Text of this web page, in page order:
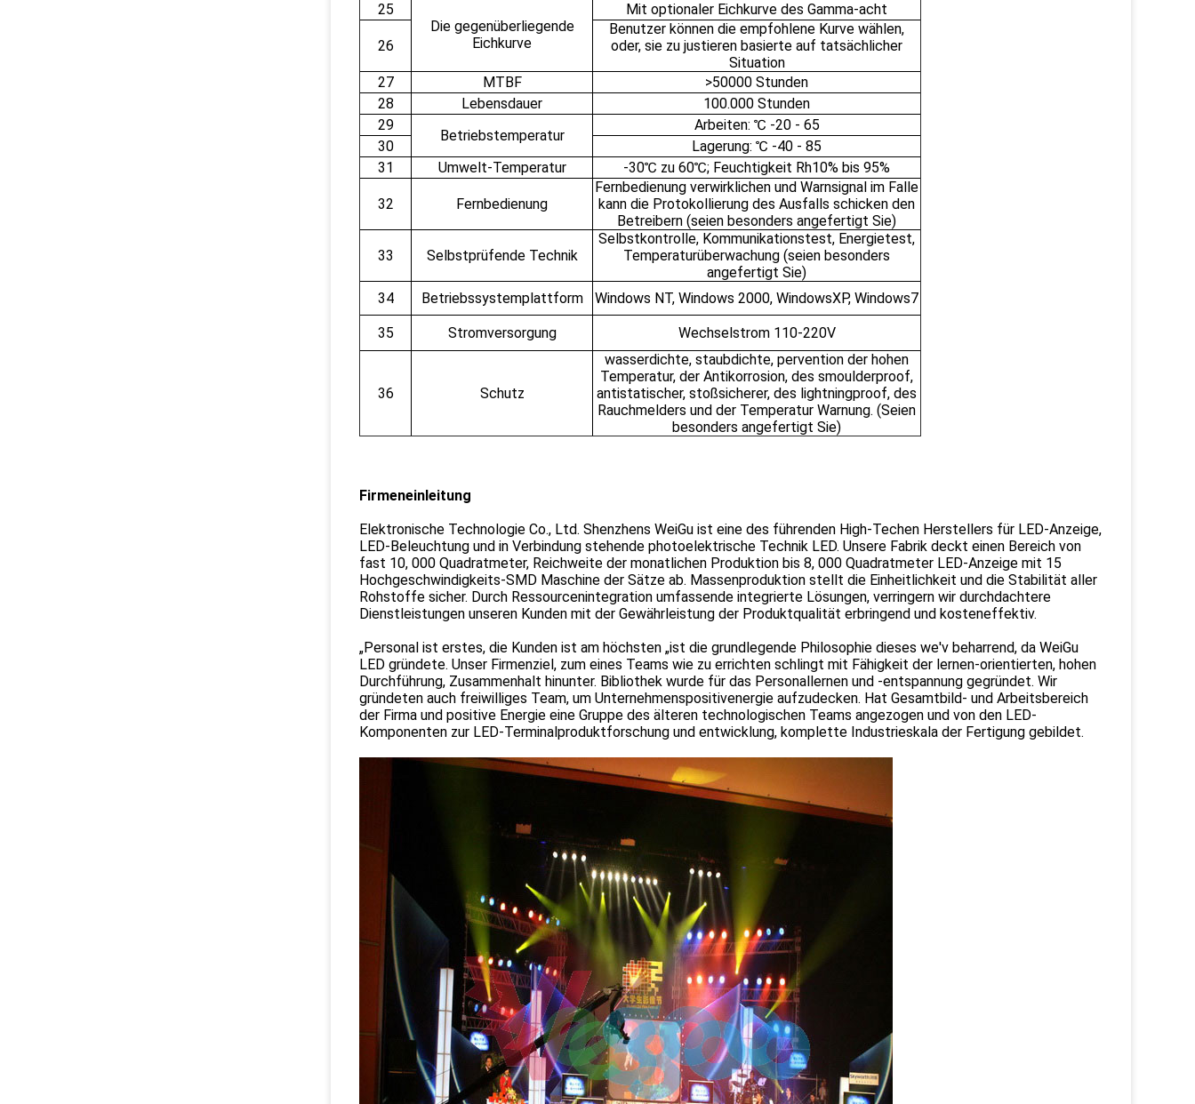
25
Die gegenüberliegende
Eichkurve
Mit optionaler Eichkurve des Gamma-acht
26
Benutzer können die empfohlene Kurve wählen,
oder, sie zu justieren basierte auf tatsächlicher
Situation
27
MTBF
>50000 Stunden
28
Lebensdauer
100.000 Stunden
29
Betriebstemperatur
Arbeiten: ℃ -20 - 65
30
Lagerung: ℃ -40 - 85
31
Umwelt-Temperatur -30℃ zu 60℃; Feuchtigkeit Rh10% bis 95%
32 Fernbedienung
Fernbedienung verwirklichen und Warnsignal im Falle
kann die Protokollierung des Ausfalls schicken den
Betreibern (seien besonders angefertigt Sie)
33 Selbstprüfende Technik
Selbstkontrolle, Kommunikationstest, Energietest,
Temperaturüberwachung (seien besonders
angefertigt Sie)
34
Betriebssystemplattform Windows NT, Windows 2000, WindowsXP, Windows7
35 Stromversorgung Wechselstrom 110-220V
36 Schutz
wasserdichte, staubdichte, pervention der hohen
Temperatur, der Antikorrosion, des smoulderproof,
antistatischer, stoßsicherer, des lightningproof, des
Rauchmelders und der Temperatur Warnung. (Seien
besonders angefertigt Sie)
Firmeneinleitung
Elektronische Technologie Co., Ltd. Shenzhens WeiGu ist eine des führenden High-Techen Herstellers für LED-Anzeige,
LED-Beleuchtung und in Verbindung stehende photoelektrische Technik LED. Unsere Fabrik deckt einen Bereich von
fast 10, 000 Quadratmeter, Reichweite der monatlichen Produktion bis 8, 000 Quadratmeter LED-Anzeige mit 15
Hochgeschwindigkeits-SMD Maschine der Sätze ab. Massenproduktion stellt die Einheitlichkeit und die Stabilität aller
Rohstoffe sicher. Durch Ressourcenintegration umfassende integrierte Lösungen, verringern wir durchdachtere
Dienstleistungen unseren Kunden mit der Gewährleistung der Produktqualität erbringend und kosteneffektiv.
„Personal ist erstes, die Kunden ist am höchsten „ist die grundlegende Philosophie dieses we'v beharrend, da WeiGu
LED gründete. Unser Firmenziel, zum eines Teams wie zu errichten schlingt mit Fähigkeit der lernen-orientierten, hohen
Durchführung, Zusammenhalt hinunter. Bibliothek wurde für das Personallernen und -entspannung gegründet. Wir
gründeten auch freiwilliges Team, um Unternehmenspositivenergie aufzudecken. Hat Gesamtbild- und Arbeitsbereich
der Firma und positive Energie eine Gruppe des älteren technologischen Teams angezogen und von den LED-
Komponenten zur LED-Terminalproduktforschung und entwicklung, komplette Industrieskala der Fertigung gebildet.